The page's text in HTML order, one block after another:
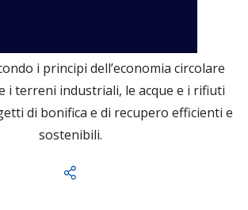
i principi dell’economia circolare
i terreni industriali, le acque e i rifiuti
di bonifica e di recupero efficienti e
sostenibili.